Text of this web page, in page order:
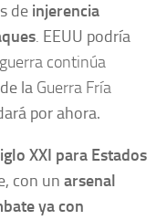
de injerencia
. EEUU podría
continúa
la Guerra Fría
por ahora.
XXI para Estados
con un arsenal
ya con